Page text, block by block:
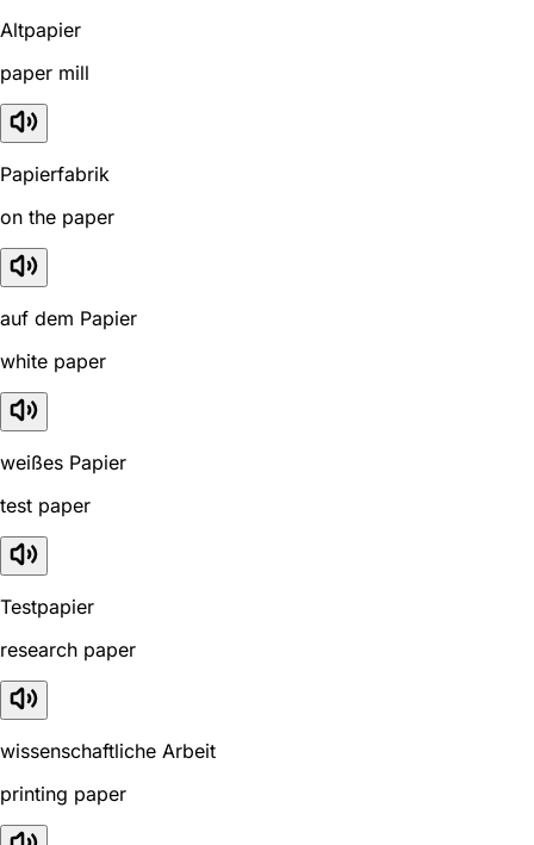
Altpapier
paper mill
Papierfabrik
on the paper
auf dem Papier
white paper
weißes Papier
test paper
Testpapier
research paper
wissenschaftliche Arbeit
printing paper